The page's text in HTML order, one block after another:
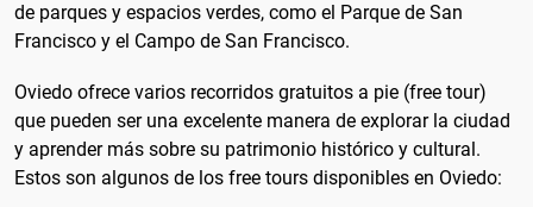
de parques y espacios verdes, como el Parque de San
Francisco y el Campo de San Francisco.
Oviedo ofrece varios recorridos gratuitos a pie (free tour)
que pueden ser una excelente manera de explorar la ciudad
y aprender más sobre su patrimonio histórico y cultural.
Estos son algunos de los free tours disponibles en Oviedo: